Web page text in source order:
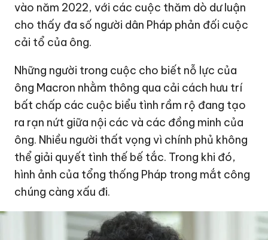
vào năm 2022, với các cuộc thăm dò dư luận
cho thấy đa số người dân Pháp phản đối cuộc
cải tổ của ông.
Những người trong cuộc cho biết nỗ lực của
ông Macron nhằm thông qua cải cách hưu trí
bất chấp các cuộc biểu tình rầm rộ đang tạo
ra rạn nứt giữa nội các và các đồng minh của
ông. Nhiều người thất vọng vì chính phủ không
thể giải quyết tình thế bế tắc. Trong khi đó,
hình ảnh của tổng thống Pháp trong mắt công
chúng càng xấu đi.